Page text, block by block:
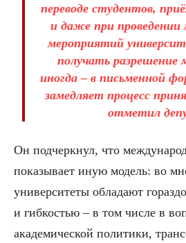
переводе студентов,
и даже при
мероприятий
получать разрешение
иногда – в письменной
замедляет процесс
отметил
Он подчеркнул, что
показывает иную модель: во
университеты обладают
и гибкостью – в том числе в
академической политики,